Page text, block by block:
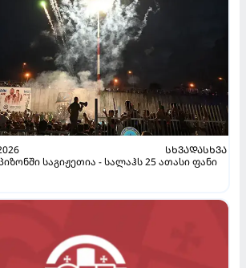
ᲡᲮᲕᲐᲓᲐᲡᲮᲕᲐ
საგიჟეთია - სალაჰს 25 ათასი ფანი